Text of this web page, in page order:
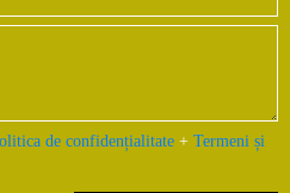
de confidențialitate + Termeni și